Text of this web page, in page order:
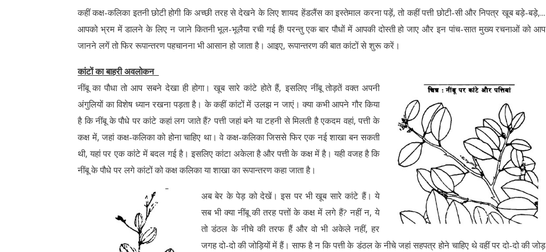
कहीं कक्ष-कलिका इतनी छोटी होगी कि अच्छी तरह से देखने के लिए शायद हेंडलैंस का इस्तेमाल करना पड़ें, तो कहीं पत्ती छोटी-सी और निपत्र खूब बड़े-बड़े,...
आपको भ्रम में डालने के लिए न जाने कितनी भूल-भूलैया रची गई हैं! परन्तु एक बार पौधों में आपकी दोस्ती हो जाए और इन पांच-सात मुख्य रचनाओं को आप
जानने लगें तो फिर रूपान्तरण पहचानना भी आसान हो जाता है। आइए, रूपान्तरण की बात कांटों से शुरू करें।
कांटों का बाहरी अवलोकन
नींबू का पौधा तो आप सबने देखा ही होगा। खूब सारे कांटे होते हैं, इसलिए नींबू तोड़तें वक्त अपनी
अंगुलियों का विशेष ध्यान रखना पड़ता है। के कहीं कांटों में उलझ न जाएं। क्या कभी आपने गौर किया
है कि नींबू के पौधे पर कांटे कहां लग जाते हैं? पत्ती जहां बने या टहनी से मिलती है एकदम वहां, पत्ती के
कक्ष में, जहां कक्ष-कलिका को होना चाहिए था। वे कक्ष-कलिका जिससे फिर एक नई शाखा बन सकती
थी, यहां पर एक कांटे में बदल गई है। इसलिए कांटा अकेला है और पत्ती के कक्ष में है। यही वजह है कि
नींबू के पौधे पर लगे कांटों को कक्ष कलिका या शाखा का रूपान्तरण कहा जाता है।
अब बेर के पेड़ को देखें। इस पर भी खूब सारे कांटे हैं। ये
सब भी क्या नींबू की तरह पत्तों के कक्ष में लगे हैं? नहीं न, ये
तो डंठल के नीचे की तरफ हैं और वो भी अकेले नहीं, हर
जगह दो-दो की जोड़ियों में हैं। साफ है न कि पत्ती के डंठल के नीचे जहां सहपत्र होने चाहिए थे वहीं पर दो-दो की जोड़